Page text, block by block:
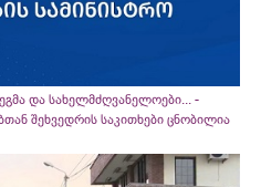
და სახელმძღვანელოები... -
შეხვედრის საკითხები ცნობილია